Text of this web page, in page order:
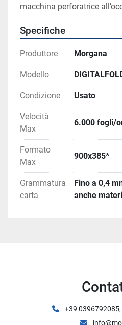
macchina perforatrice
Specifiche
Produttore Morgana
Modello
Condizione Usato
Velocità
Max
6.000 fogli/
Formato
Max
900x385*
Grammatura
carta
Fino a 0,4
anche
+39